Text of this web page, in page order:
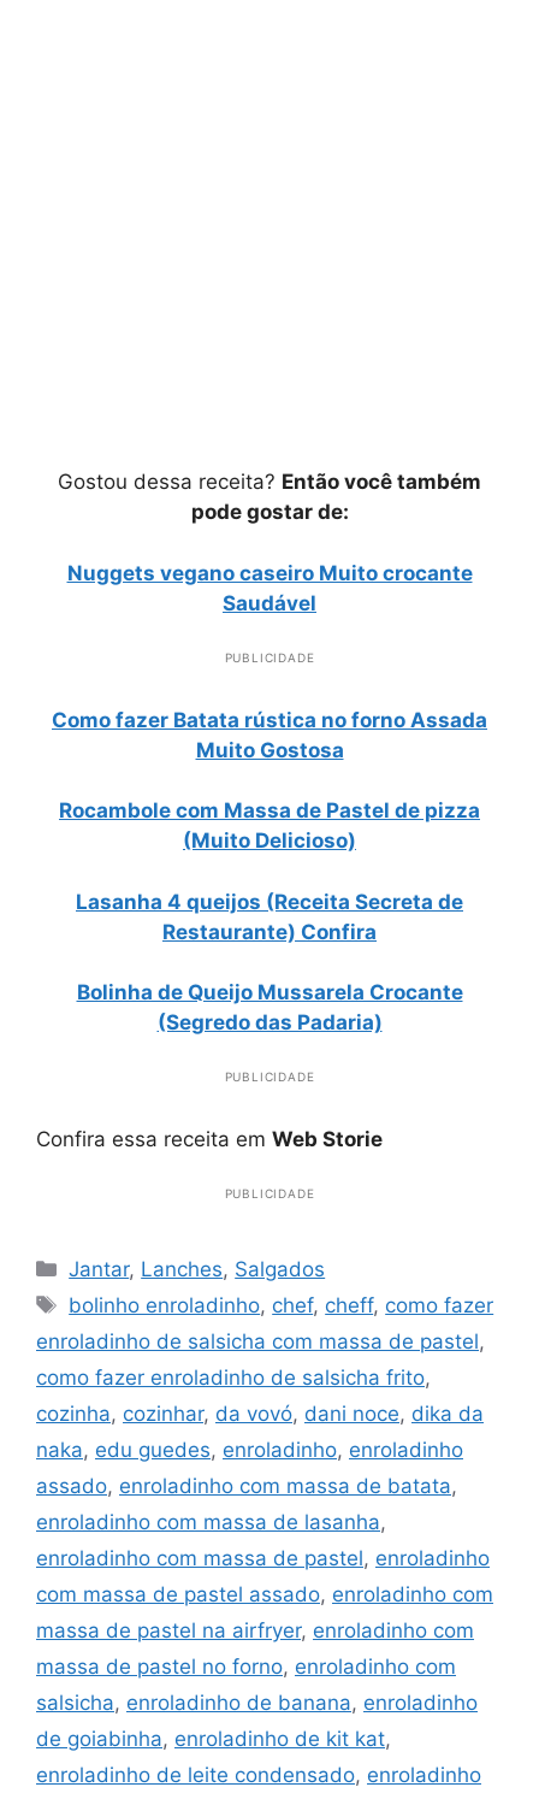
Gostou dessa receita? Então você também
pode gostar de:
Nuggets vegano caseiro Muito crocante
Saudável
PUBLICIDADE
Como fazer Batata rústica no forno Assada
Muito Gostosa
Rocambole com Massa de Pastel de pizza
(Muito Delicioso)
Lasanha 4 queijos (Receita Secreta de
Restaurante) Confira
Bolinha de Queijo Mussarela Crocante
(Segredo das Padaria)
PUBLICIDADE
Confira essa receita em Web Storie
PUBLICIDADE
Categorias
Jantar, Lanches, Salgados
Tags
bolinho enroladinho, chef, cheff, como fazer
enroladinho de salsicha com massa de pastel,
como fazer enroladinho de salsicha frito,
cozinha, cozinhar, da vovó, dani noce, dika da
naka, edu guedes, enroladinho, enroladinho
assado, enroladinho com massa de batata,
enroladinho com massa de lasanha,
enroladinho com massa de pastel, enroladinho
com massa de pastel assado, enroladinho com
massa de pastel na airfryer, enroladinho com
massa de pastel no forno, enroladinho com
salsicha, enroladinho de banana, enroladinho
de goiabinha, enroladinho de kit kat,
enroladinho de leite condensado, enroladinho